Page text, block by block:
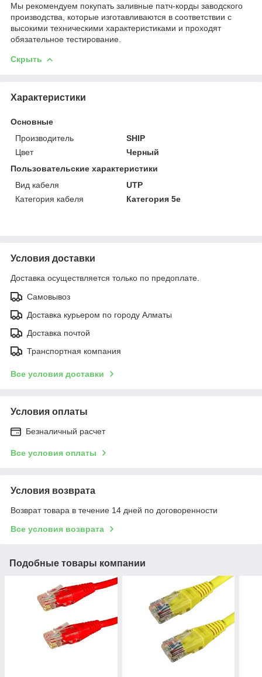
Мы рекомендуем покупать заливные патч-корды заводского
производства, которые изготавливаются в соответствии с
высокими техническими характеристиками и проходят
обязательное тестирование.
Скрыть
Характеристики
Основные
Производитель
SHIP
Цвет
Черный
Пользовательские характеристики
Вид кабеля
UTP
Категория кабеля
Категория 5е
Условия доставки
Доставка осуществляется только по предоплате.
Самовывоз
Доставка курьером по городу Алматы
Доставка почтой
Транспортная компания
Все условия доставки
Условия оплаты
Безналичный расчет
Все условия оплаты
Условия возврата
Возврат товара в течение 14 дней по договоренности
Все условия возврата
Подобные товары компании